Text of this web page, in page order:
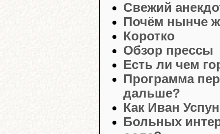
Свежий
Почём нынче
Коротко
Обзор прессы
Есть ли чем
Программа
дальше?
Как Иван
Больных